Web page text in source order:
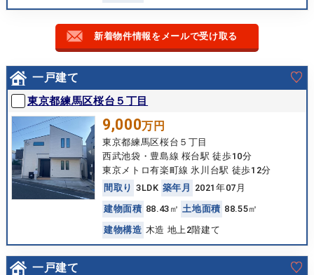
新着物件情報をメールで受け取る
一戸建て
東京都練馬区桜台５丁目
9,000万円
東京都練馬区桜台５丁目
西武池袋・豊島線 桜台駅 徒歩10分
東京メトロ有楽町線 氷川台駅 徒歩12分
間 取 り 3LDK 築年 月
2021年07月
建物面積 88.43㎡ 土地面積 88.55㎡
建物構造 木造 地上2階建て
一戸建て